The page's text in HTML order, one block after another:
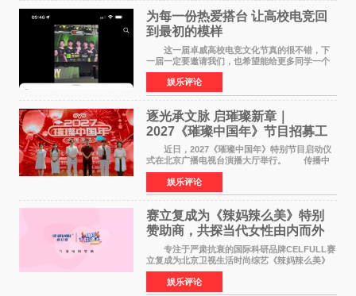
为每一份热爱搭台 让高校电竞回
到最初的模样
这一届卓威高校电竞文化节真的很不错，下
一届一定要邀请我们，也希望能给更多同学一个
来到现场的机会。 2026卓威高校电竞文化节
已经落下帷幕，在活动结束后，仍有不少高校电
竞社负责人和现
娱乐评论
逐光承文脉 启璀璨新章｜
2027《璀璨中国年》节目招募工
作圆满启动
近日，2027《璀璨中国年》特别节目启动仪
式在北京广播电视台演播大厅举行。 传播中
华优秀传统文化，弘扬纯正国风艺术，打造高规
格、高质感、正能量的文艺盛典，是璀璨中国年
矢志不渝的初心
娱乐评论
赛立复成为《辣妈辣么美》特别
赞助商，共探当代女性由内而外
活力美
专注于严肃抗衰的国际科研品牌CELFULL赛
立复成为北京卫视生活时尚综艺《辣妈辣么美》
的特别赞助商,明星辣妈袁咏仪倾情参与，向广大
都市女性传递健康生活新主张，寄语当代女性在
家庭与自我之间
娱乐评论